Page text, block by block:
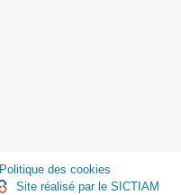
Politique des cookies
Site réalisé par le SICTIAM